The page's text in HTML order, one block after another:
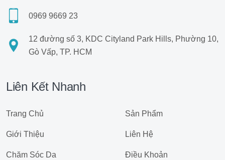
0969 9669 23
12 đường số 3, KDC Cityland Park Hills, Phường 10,
Gò Vấp, TP. HCM
Liên Kết Nhanh
Trang Chủ
Giới Thiệu
Chăm Sóc Da
Sản Phẩm
Liên Hệ
Điều Khoản